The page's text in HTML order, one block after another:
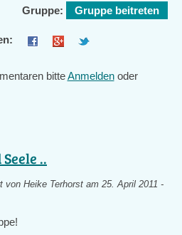
Gruppe: Gruppe beitreten
bitteAnmeldenoder
..
von Heike Terhorst am 25. April 2011 -